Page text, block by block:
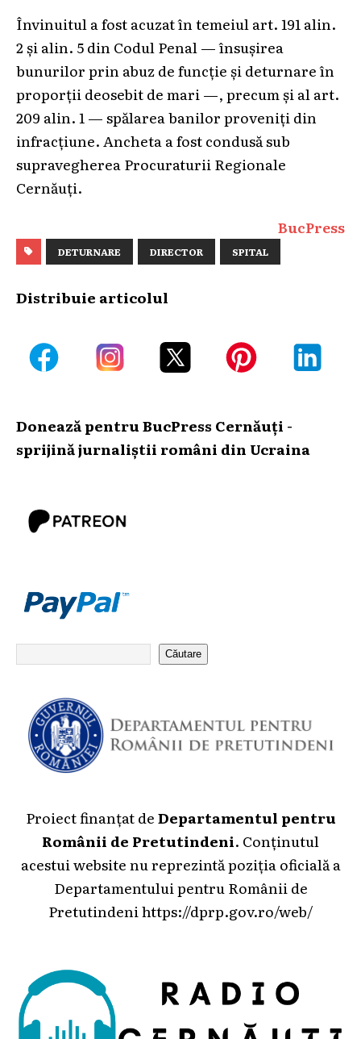
Învinuitul a fost acuzat în temeiul art. 191 alin.
2 și alin. 5 din Codul Penal — însușirea
bunurilor prin abuz de funcție și deturnare în
proporții deosebit de mari —, precum și al art.
209 alin. 1 — spălarea banilor proveniți din
infracțiune. Ancheta a fost condusă sub
supravegherea Procuraturii Regionale
Cernăuți.
BucPress
DETURNARE DIRECTOR SPITAL
Distribuie articolul
Donează pentru BucPress Cernăuți -
sprijină jurnaliștii români din Ucraina
Căutare
Proiect finanțat deDepartamentul pentru
Românii de Pretutindeni. Conținutul
acestui website nu reprezintă poziția oficială a
Departamentului pentru Românii de
Pretutindeni https://dprp.gov.ro/web/